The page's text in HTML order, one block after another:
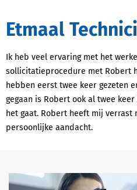
Etmaal Technici
Ik heb veel ervaring met het
sollicitatieprocedure met Robert
hebben eerst twee keer gezeten
gegaan is Robert ook al twee
het gaat. Robert heeft mij verrast
persoonlijke aandacht.